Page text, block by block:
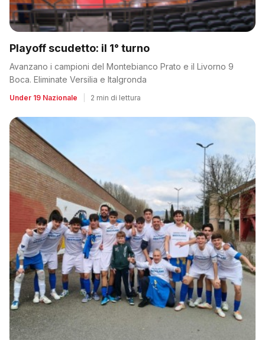
Playoff scudetto: il 1° turno
Avanzano i campioni del Montebianco Prato e il Livorno 9
Boca. Eliminate Versilia e Italgronda
Under 19 Nazionale 2 min di lettura